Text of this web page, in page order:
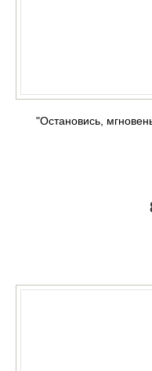
"Остановись,